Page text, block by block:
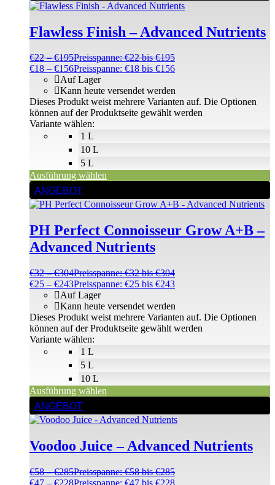
Flawless Finish – Advanced Nutrients
€22 –€195Preisspanne: €22 bis €195
€18 – €156Preisspanne: €18 bis €156
1 L
10 L
5 L
Auf Lager
Kann heute versendet werden
Variante wählen:
Ausführung wählen
Dieses Produkt weist mehrere Varianten auf. Die Optionen
können auf der Produktseite gewählt werden
ANGEBOT
PH Perfect Connoisseur Grow A+B –
Advanced Nutrients
€32 –€304Preisspanne: €32 bis €304
€25 – €243Preisspanne: €25 bis €243
1 L
5 L
10 L
Auf Lager
Kann heute versendet werden
Variante wählen:
Ausführung wählen
Dieses Produkt weist mehrere Varianten auf. Die Optionen
können auf der Produktseite gewählt werden
ANGEBOT
Voodoo Juice – Advanced Nutrients
€58 –€285Preisspanne: €58 bis €285
€47 – €228Preisspanne: €47 bis €228